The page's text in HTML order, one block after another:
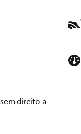
direito a